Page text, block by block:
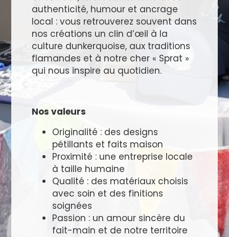
authenticité, humour et ancrage
local : vous retrouverez souvent dans
nos créations un clin d’œil à la
culture dunkerquoise, aux traditions
flamandes et à notre cher « Sprat »
qui nous inspire au quotidien.
Nos valeurs
Originalité : des designs
pétillants et faits maison
Proximité : une entreprise locale
à taille humaine
Qualité : des matériaux choisis
avec soin et des finitions
soignées
Passion : un amour sincère du
fait-main et de notre territoire